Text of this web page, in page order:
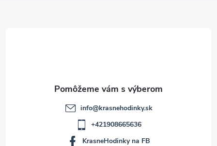
info@krasnehodinky.sk
+421908665636
KrasneHodinky na FB